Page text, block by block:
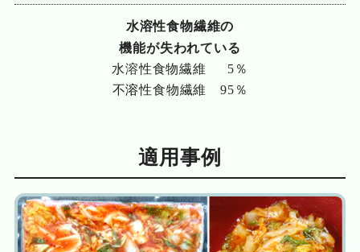
水溶性食物繊維の
機能が失われている
水溶性食物繊維 5％
不溶性食物繊維 95％
適用事例